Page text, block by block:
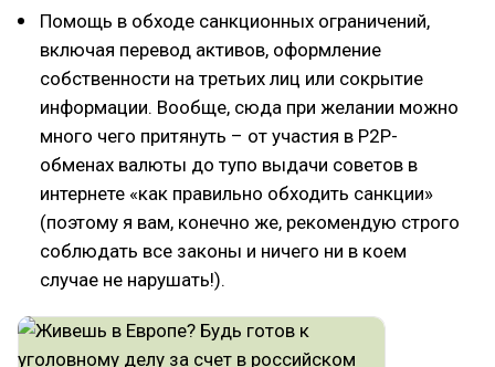
Помощь в обходе санкционных ограничений,
включая перевод активов, оформление
собственности на третьих лиц или сокрытие
информации. Вообще, сюда при желании можно
много чего притянуть – от участия в P2P-
обменах валюты до тупо выдачи советов в
интернете «как правильно обходить санкции»
(поэтому я вам, конечно же, рекомендую строго
соблюдать все законы и ничего ни в коем
случае не нарушать!).